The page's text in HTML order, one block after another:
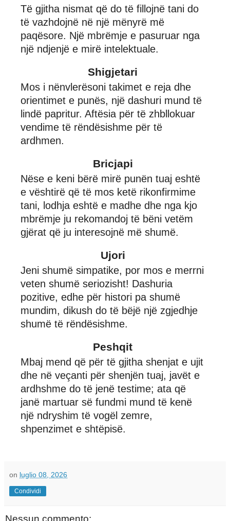
Të gjitha nismat që do të fillojnë tani do
të vazhdojnë në një mënyrë më
paqësore. Një mbrëmje e pasuruar nga
një ndjenjë e mirë intelektuale.
Shigjetari
Mos i nënvlerësoni takimet e reja dhe
orientimet e punës, një dashuri mund të
lindë papritur. Aftësia për të zhbllokuar
vendime të rëndësishme për të
ardhmen.
Bricjapi
Nëse e keni bërë mirë punën tuaj eshtë
e vështirë që të mos ketë rikonfirmime
tani, lodhja eshtë e madhe dhe nga kjo
mbrëmje ju rekomandoj të bëni vetëm
gjërat që ju interesojnë më shumë.
Ujori
Jeni shumë simpatike, por mos e merrni
veten shumë seriozisht! Dashuria
pozitive, edhe për histori pa shumë
mundim, dikush do të bëjë një zgjedhje
shumë të rëndësishme.
Peshqit
Mbaj mend që për të gjitha shenjat e ujit
dhe në veçanti për shenjën tuaj, javët e
ardhshme do të jenë testime; ata që
janë martuar së fundmi mund të kenë
një ndryshim të vogël zemre,
shpenzimet e shtëpisë.
on luglio 08, 2026
Condividi
Nessun commento: